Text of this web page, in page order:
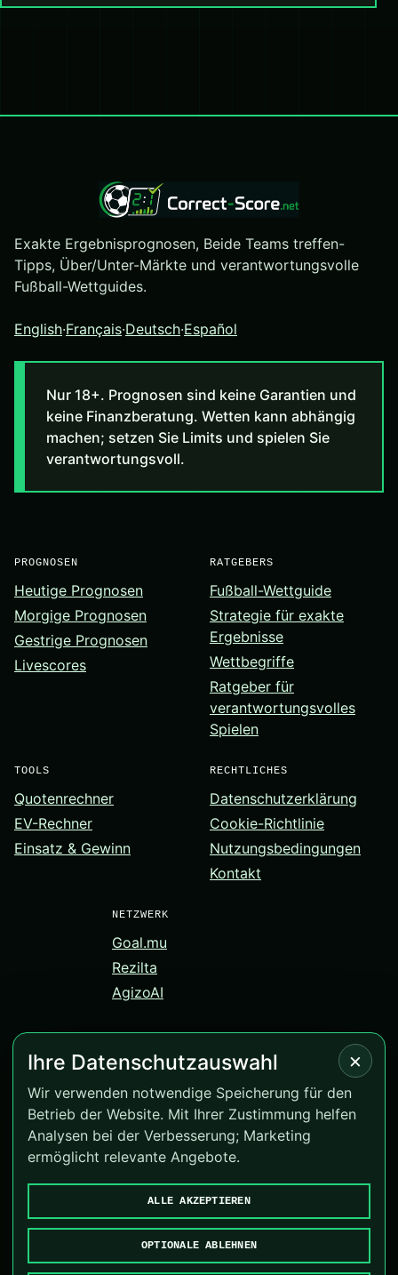
Exakte Ergebnisprognosen, Beide Teams treffen-
Tipps, Über/Unter-Märkte und verantwortungsvolle
Fußball-Wettguides.
English·Français·Deutsch·Español
Nur 18+. Prognosen sind keine Garantien und
keine Finanzberatung. Wetten kann abhängig
machen; setzen Sie Limits und spielen Sie
verantwortungsvoll.
PROGNOSEN
Heutige Prognosen
Morgige Prognosen
Gestrige Prognosen
Livescores
RATGEBERS
Fußball-Wettguide
Strategie für exakte
Ergebnisse
Wettbegriffe
Ratgeber für
verantwortungsvolles
Spielen
TOOLS
Quotenrechner
EV-Rechner
Einsatz & Gewinn
RECHTLICHES
Datenschutzerklärung
Cookie-Richtlinie
Nutzungsbedingungen
Kontakt
NETZWERK
Goal.mu
Rezilta
AgizoAI
Version 4.0.16
BeGambleAware· GamCare
×
Ihre Datenschutzauswahl
Wir verwenden notwendige Speicherung für den
Betrieb der Website. Mit Ihrer Zustimmung helfen
Analysen bei der Verbesserung; Marketing
ermöglicht relevante Angebote.
ALLE AKZEPTIEREN
OPTIONALE ABLEHNEN